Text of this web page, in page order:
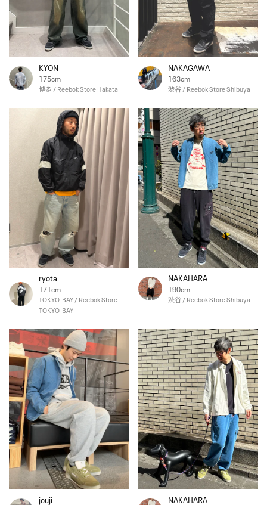
KYON
175cm
博多 / Reebok Store Hakata
NAKAGAWA
163cm
渋谷 / Reebok Store Shibuya
ryota
171cm
TOKYO-BAY / Reebok Store
TOKYO-BAY
NAKAHARA
190cm
渋谷 / Reebok Store Shibuya
jouji NAKAHARA